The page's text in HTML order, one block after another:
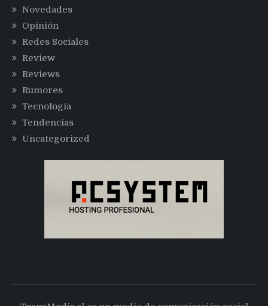
Novedades
Opinión
Redes Sociales
Review
Reviews
Rumores
Tecnología
Tendencias
Uncategorized